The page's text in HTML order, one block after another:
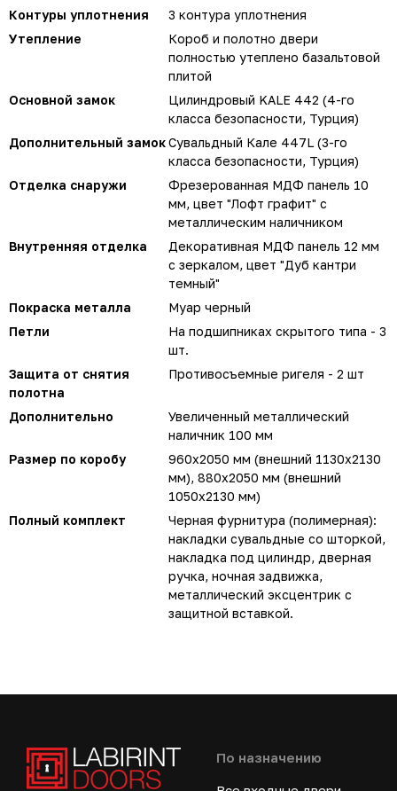
Контуры уплотнения
3 контура уплотнения
Утепление
Короб и полотно двери
полностью утеплено базальтовой
плитой
Основной замок
Цилиндровый KALE 442 (4-го
класса безопасности, Турция)
Дополнительный замокСувальдный Кале 447L (3-го
класса безопасности, Турция)
Отделка снаружи
Фрезерованная МДФ панель 10
мм, цвет "Лофт графит" с
металлическим наличником
Внутренняя отделка
Декоративная МДФ панель 12 мм
с зеркалом, цвет "Дуб кантри
темный"
Покраска металла
Муар черный
Петли
На подшипниках скрытого типа - 3
шт.
Защита от снятия
полотна
Противосъемные ригеля - 2 шт
Дополнительно
Увеличенный металлический
наличник 100 мм
Размер по коробу
960х2050 мм (внешний 1130х2130
мм), 880х2050 мм (внешний
1050х2130 мм)
Полный комплект
Черная фурнитура (полимерная):
накладки сувальдные со шторкой,
накладка под цилиндр, дверная
ручка, ночная задвижка,
металлический эксцентрик с
защитной вставкой.
По назначению